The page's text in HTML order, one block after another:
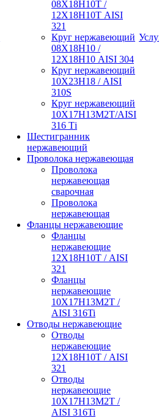
08Х18Н10Т /
12Х18Н10Т AISI
321
Круг нержавеющий
08Х18Н10 /
12Х18Н10 AISI 304
Круг нержавеющий
10Х23Н18 / AISI
310S
Круг нержавеющий
10Х17Н13М2Т/AISI
316 Тi
Шестигранник
нержавеющий
Проволока нержавеющая
Проволока
нержавеющая
сварочная
Проволока
нержавеющая
Фланцы нержавеющие
Фланцы
нержавеющие
12Х18Н10Т / AISI
321
Фланцы
нержавеющие
10Х17Н13М2Т /
AISI 316Ti
Отводы нержавеющие
Отводы
нержавеющие
12Х18Н10Т / AISI
321
Отводы
нержавеющие
10Х17Н13М2Т /
AISI 316Ti